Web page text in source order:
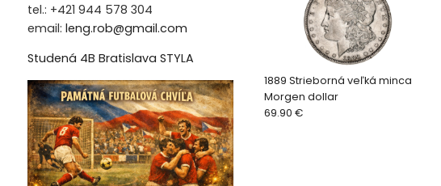
tel.: +421 944 578 304
email: leng.rob@gmail.com
Studená 4B Bratislava STYLA
1889 Strieborná veľká minca
Morgen dollar
69.90 €